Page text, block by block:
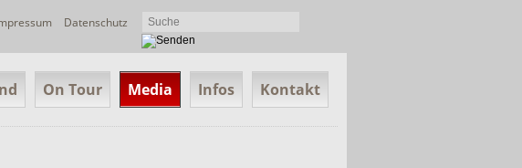
Datenschutz
On Tour Media Infos Kontakt